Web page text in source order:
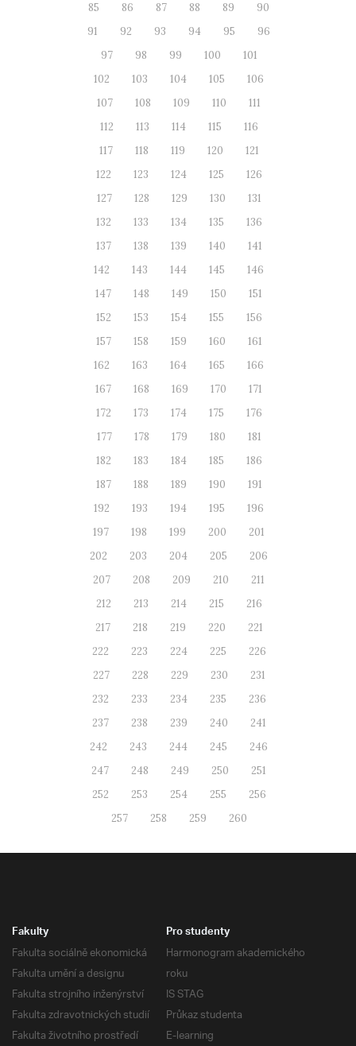
85
86 87 88 89
90
91
92 93 94 95
96
97
98 99 100
101
102
103 104 105
106
107
108 109 110
111
112
113 114 115
116
117
118 119 120
121
122
123 124 125
126
127
128 129 130
131
132
133 134 135
136
137
138 139 140
141
142
143 144 145
146
147
148 149 150
151
152
153 154 155
156
157
158 159 160
161
162
163 164 165
166
167
168 169 170
171
172
173 174 175
176
177
178 179 180
181
182
183 184 185
186
187
188 189 190
191
192
193 194 195
196
197
198 199 200
201
202
203 204 205
206
207
208 209 210
211
212
213 214 215
216
217
218 219 220
221
222
223 224 225
226
227
228 229 230
231
232
233 234 235
236
237
238 239 240
241
242
243 244 245
246
247
248 249 250
251
252
253 254 255
256
257
258 259 260
Fakulty
Fakulta sociálně ekonomická
Fakulta umění a designu
Fakulta strojního inženýrství
Fakulta zdravotnických studií
Fakulta životního prostředí
Pro studenty
Harmonogram akademického
roku
IS STAG
Průkaz studenta
E-learning